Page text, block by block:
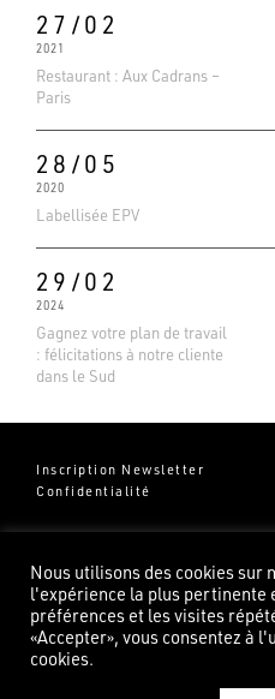
27/02
2021
Restaurant : Aux Cadrans –
Paris
28/05
2020
Labellisée EPV
29/02
2024
Gagnez votre plan de travail
: félicitations à notre cliente
dans le Sud
Inscription Newsletter
Confidentialité
Groupe Pierredeplan
82100 Castelsarrasin
Nous utilisons des cookies sur
l'expérience la plus pertinente
préférences et les visites
«Accepter», vous consentez à
cookies.